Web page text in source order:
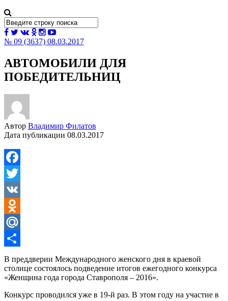
№ 09 (3637) 08.03.2017
АВТОМОБИЛИ ДЛЯ
ПОБЕДИТЕЛЬНИЦ
Автор Владимир Филатов
Дата публикации 08.03.2017
Facebook
Twitter
VK
Odnoklassniki
Mail.Ru
Отправить
В преддверии Международного женского дня в краевой
столице состоялось подведение итогов ежегодного конкурса
«Женщина года города Ставрополя – 2016».
Конкурс проводился уже в 19-й раз. В этом году на участие в